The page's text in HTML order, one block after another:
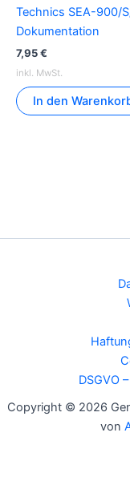
Technics SEA-900/
Dokumentation
7,95€
inkl. MwSt.
In den
DSGVO
Copyright © 2026
von